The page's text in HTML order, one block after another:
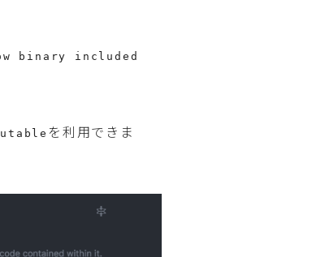
binary included
を利用できま